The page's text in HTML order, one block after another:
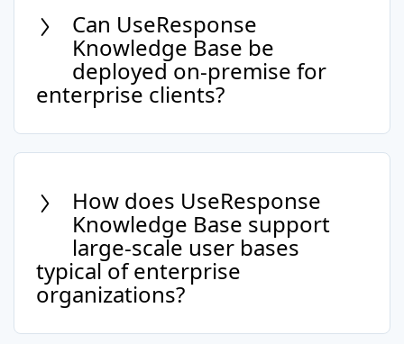
preferred language.
Can UseResponse
Knowledge Base be
deployed on-premise for
enterprise clients?
Yes, our Knowledge Base Software offers
both cloud and on-premise deployment
infrastructure requirements of enterprise
clients.
How does UseResponse
Knowledge Base support
large-scale user bases
typical of enterprise
organizations?
Our platform is designed to scale